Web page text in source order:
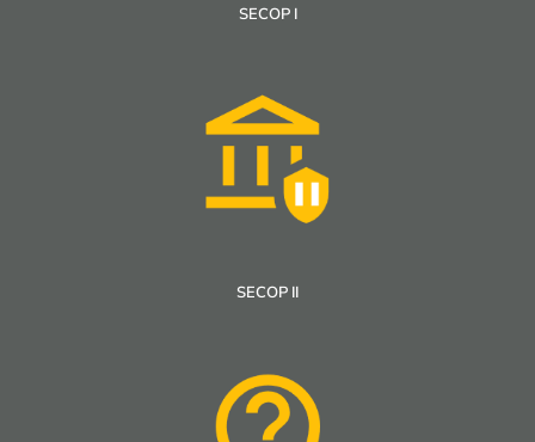
SECOP I
SECOP II